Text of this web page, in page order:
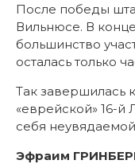
После победы
Вильнюсе. В
большинство
осталась только
Так завершилась
«еврейской» 16-
себя
Эфраим